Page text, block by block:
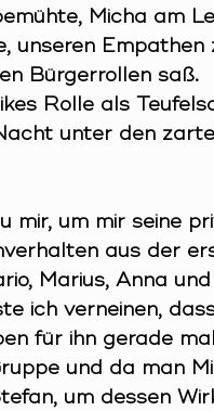
Micha am
unseren Empathen
Bürgerrollen saß.
Rolle als
unter den
mir, um mir seine
aus der
Marius, Anna
ich verneinen,
für ihn gerade
und da man
um dessen